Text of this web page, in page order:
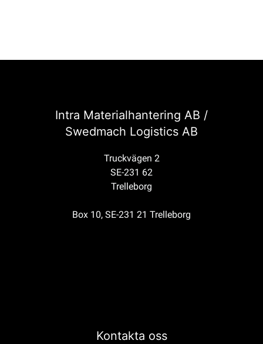
Intra Materialhantering AB /
Swedmach Logistics AB
Truckvägen 2
SE-231 62
Trelleborg
Box 10, SE-231 21 Trelleborg
Kontakta oss